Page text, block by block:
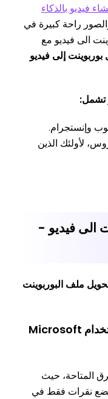
فيديو بالذكاء
راحة كبيرة في
الى فيديو مع
بوربوينت إلى فيديو
تشمل:
وإنستجرام.
لأولئك الذين
الى فيديو -
ملف البوربوينت
1. تحويل البوربوينت إلى فيديو باستخدام Microsoft
المتاحة، حيث
نقرات فقط في